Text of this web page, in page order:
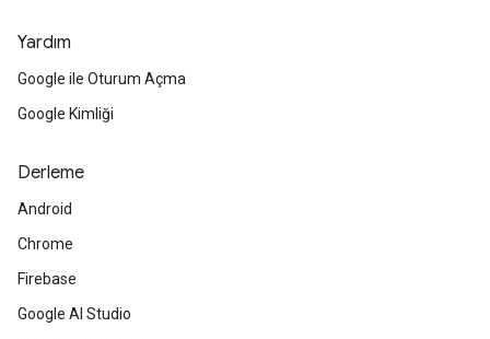
Yardım
Google ile Oturum Açma
Google Kimliği
Derleme
Android
Chrome
Firebase
Google AI Studio